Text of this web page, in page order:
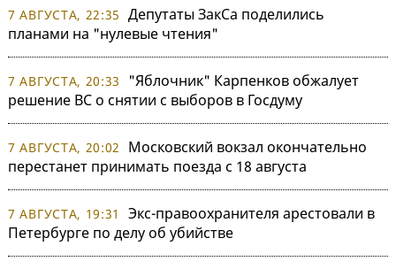
7 АВГУСТА, 22:35 Депутаты ЗакСа поделились
планами на "нулевые чтения"
7 АВГУСТА, 20:33
"Яблочник" Карпенков обжалует
решение ВС о снятии с выборов в Госдуму
7 АВГУСТА, 20:02
Московский вокзал окончательно
перестанет принимать поезда с 18 августа
7 АВГУСТА, 19:31
Экс-правоохранителя арестовали в
Петербурге по делу об убийстве